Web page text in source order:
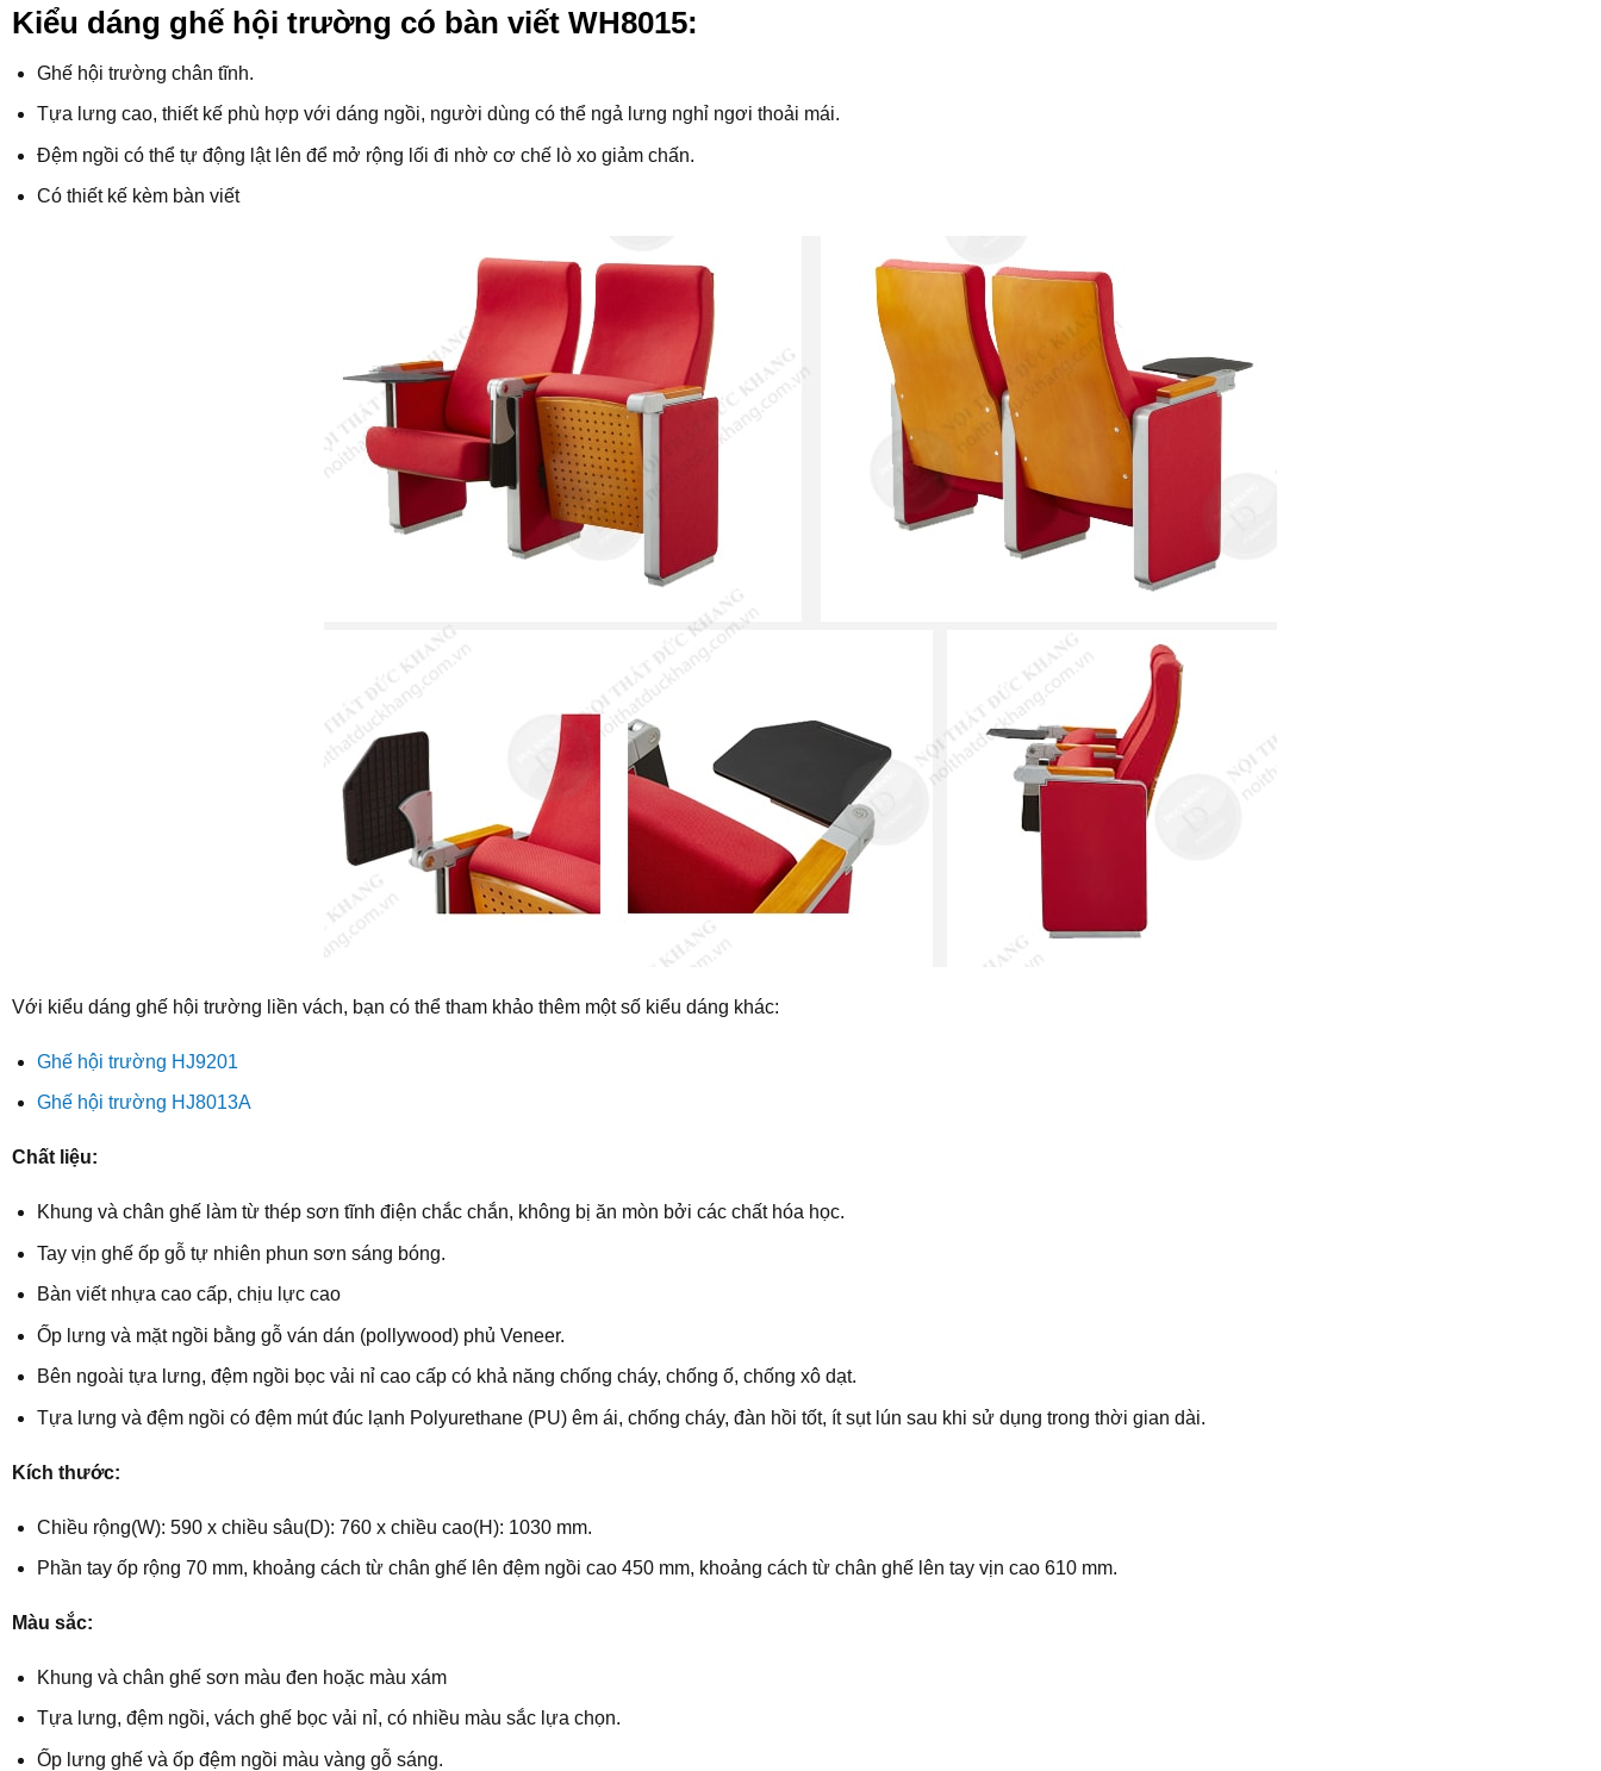
Kiểu dáng ghế hội trường có bàn viết WH8015:
Ghế hội trường chân tĩnh.
Tựa lưng cao, thiết kế phù hợp với dáng ngồi, người dùng có thể ngả lưng nghỉ ngơi thoải mái.
Đệm ngồi có thể tự động lật lên để mở rộng lối đi nhờ cơ chế lò xo giảm chấn.
Có thiết kế kèm bàn viết
Với kiểu dáng ghế hội trường liền vách, bạn có thể tham khảo thêm một số kiểu dáng khác:
Ghế hội trường HJ9201
Ghế hội trường HJ8013A
Chất liệu:
Khung và chân ghế làm từ thép sơn tĩnh điện chắc chắn, không bị ăn mòn bởi các chất hóa học.
Tay vịn ghế ốp gỗ tự nhiên phun sơn sáng bóng.
Bàn viết nhựa cao cấp, chịu lực cao
Ốp lưng và mặt ngồi bằng gỗ ván dán (pollywood) phủ Veneer.
Bên ngoài tựa lưng, đệm ngồi bọc vải nỉ cao cấp có khả năng chống cháy, chống ố, chống xô dạt.
Tựa lưng và đệm ngồi có đệm mút đúc lạnh Polyurethane (PU) êm ái, chống cháy, đàn hồi tốt, ít sụt lún sau khi sử dụng trong thời gian dài.
Kích thước:
Chiều rộng(W): 590 x chiều sâu(D): 760 x chiều cao(H): 1030 mm.
Phần tay ốp rộng 70 mm, khoảng cách từ chân ghế lên đệm ngồi cao 450 mm, khoảng cách từ chân ghế lên tay vịn cao 610 mm.
Màu sắc:
Khung và chân ghế sơn màu đen hoặc màu xám
Tựa lưng, đệm ngồi, vách ghế bọc vải nỉ, có nhiều màu sắc lựa chọn.
Ốp lưng ghế và ốp đệm ngồi màu vàng gỗ sáng.